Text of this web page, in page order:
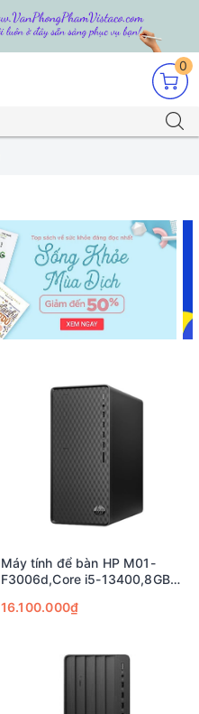
0
Máy tính để bàn HP M01-
F3006d,Core i5-13400,8GB
16.100.000₫